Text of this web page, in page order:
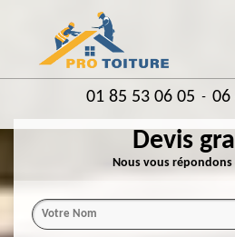
01 85 53 06 05 - 06
Devis
Nous vous répondons